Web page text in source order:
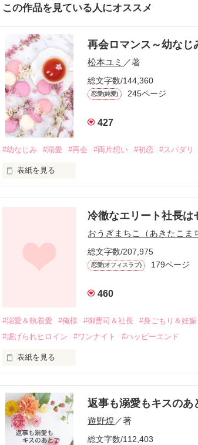
この作品を見ている人にオススメ
再会ロマンス～幼なじ
松本ユミ ／著
総文字数/144,360
恋愛(純愛) 245ページ
427
#幼なじみ #溺愛 #再会 #両片想い #初恋 #スパダリ
表紙を見る
しかし、ある出来事をきっかけに二人の関係は壊
関係修復もできないまま、美桜は両親の離婚によっ
引っ越すことになり、哲平とも離れ離れになった。
運命のような再会を果たす。
そして、ひょんなことから
酔った勢いで一夜を共にしてしまった。
さらに、美桜が初めてだと知った哲平は
『責任をとる、結婚しよう』と真っ直ぐに告げて
甘やかしてくる。
そんなある日、哲平は美桜がストーカー被害に
遭っていることを知る。
美桜を守るため、哲平は同居を提案してきて――。
冷徹なエリート社長は
おうぎまちこ（あきたこま
総文字数/207,975
恋愛(オフィスラブ) 179ページ
460
#溺愛＆執着愛 #俺様 #御曹司＆社長 #身ごもり＆妊娠
#虐げられヒロイン
#ワンナイト #ハッピーエンド
表紙を見る
ろ、日本人美青年と出会い、酒の勢いもあり一夜
帰国後、美桜は新しい職場でワンナイトした美
も関わらず、一族を離れて起業した新進気鋭の
人だったのだ――！
なぜか恭司から飼い猫の世話係を命じられた美
返事も溺愛もキスのあ
遊野煌 ／著
総文字数/112,403